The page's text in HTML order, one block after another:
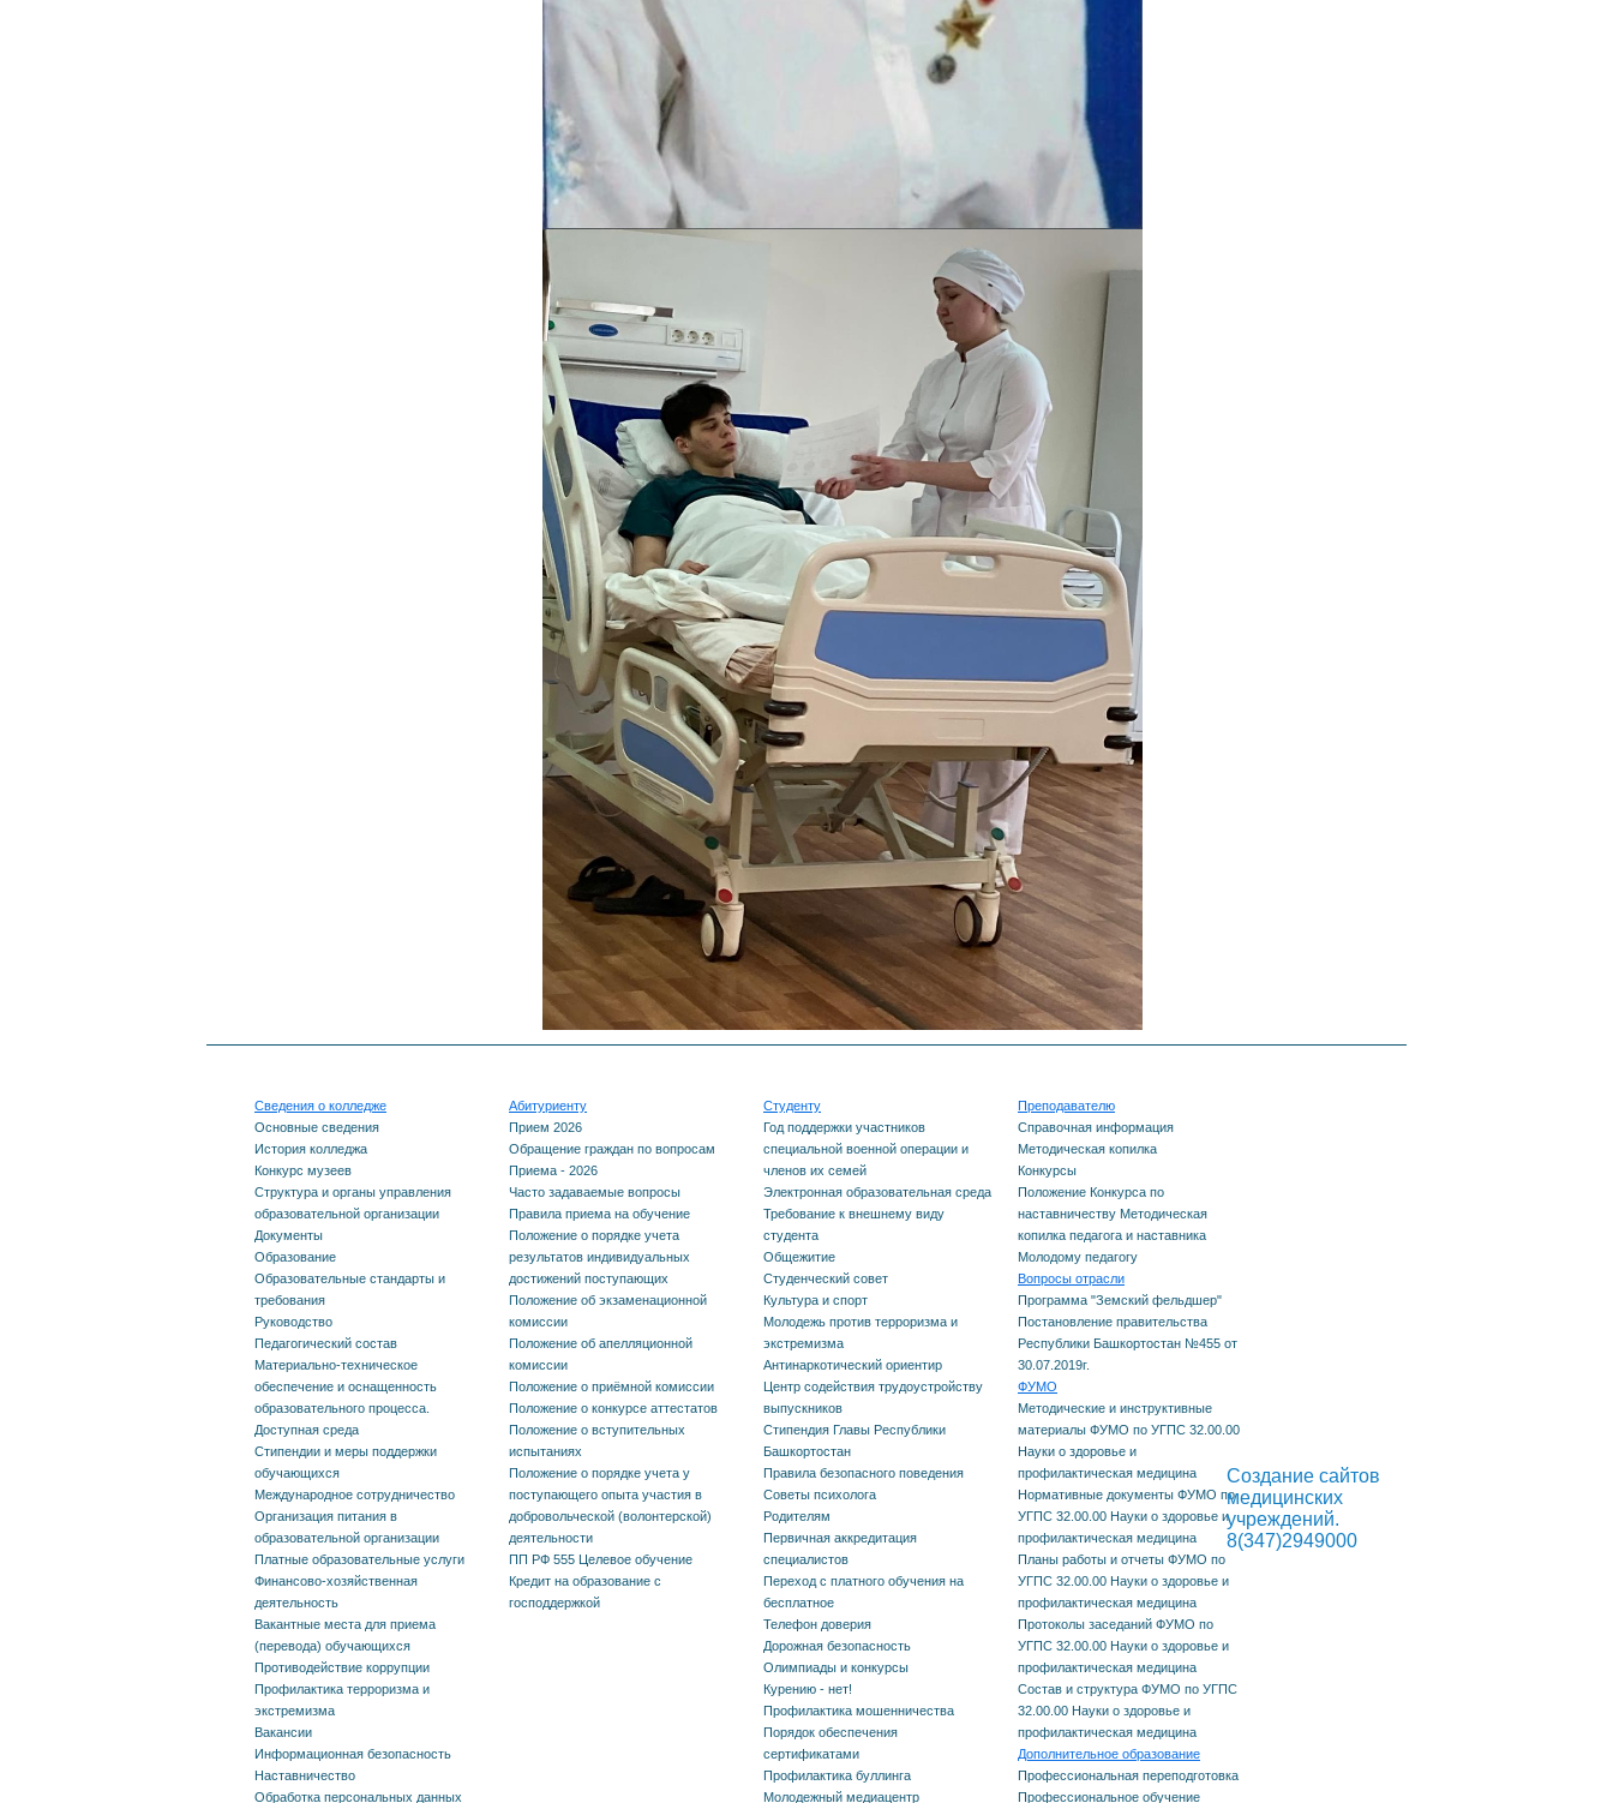
Оказание первой помощи
Общественно -
политическая работа
(волонтерской)
деятельности
обучение
Кредит на образование с
господдержкой
Советы психолога
Родителям
Первичная аккредитация
специалистов
обучения на бесплатное
Телефон доверия
Дорожная безопасность
Олимпиады и конкурсы
Курению - нет!
Профилактика
мошенничества
сертификатами
Профилактика буллинга
Молодежный медиацентр
Протоколы заседания
комиссии по вопросу
предоставления
академического отпуска
профилактическая
медицина
Сведения о колледже
Основные сведения
История колледжа
Конкурс музеев
Структура и органы управления
образовательной организации
Документы
Образование
Образовательные стандарты и
требования
Руководство
Педагогический состав
Материально-техническое
обеспечение и оснащенность
образовательного процесса.
Доступная среда
Стипендии и меры поддержки
обучающихся
Международное сотрудничество
Организация питания в
образовательной организации
Платные образовательные услуги
Финансово-хозяйственная
деятельность
Вакантные места для приема
(перевода) обучающихся
Противодействие коррупции
Профилактика терроризма и
экстремизма
Вакансии
Информационная безопасность
Наставничество
Обработка персональных данных
Абитуриенту
Прием 2026
Обращение граждан по вопросам
Приема - 2026
Часто задаваемые вопросы
Правила приема на обучение
Положение о порядке учета
результатов индивидуальных
достижений поступающих
Положение об экзаменационной
комиссии
Положение об апелляционной
комиссии
Положение о приёмной комиссии
Положение о конкурсе аттестатов
Положение о вступительных
испытаниях
Положение о порядке учета у
поступающего опыта участия в
добровольческой (волонтерской)
деятельности
ПП РФ 555 Целевое обучение
Кредит на образование с
господдержкой
Студенту
Год поддержки участников
специальной военной операции и
членов их семей
Электронная образовательная среда
Требование к внешнему виду
студента
Общежитие
Студенческий совет
Культура и спорт
Молодежь против терроризма и
экстремизма
Антинаркотический ориентир
Центр содействия трудоустройству
выпускников
Стипендия Главы Республики
Башкортостан
Правила безопасного поведения
Советы психолога
Родителям
Первичная аккредитация
специалистов
Переход с платного обучения на
бесплатное
Телефон доверия
Дорожная безопасность
Олимпиады и конкурсы
Курению - нет!
Профилактика мошенничества
Порядок обеспечения
сертификатами
Профилактика буллинга
Молодежный медиацентр
Преподавателю
Справочная информация
Методическая копилка
Конкурсы
Положение Конкурса по
наставничеству Методическая
копилка педагога и наставника
Молодому педагогу
Вопросы отрасли
Программа "Земский фельдшер"
Постановление правительства
Республики Башкортостан №455 от
30.07.2019г.
ФУМО
Методические и инструктивные
материалы ФУМО по УГПС 32.00.00
Науки о здоровье и
профилактическая медицина
Нормативные документы ФУМО по
УГПС 32.00.00 Науки о здоровье и
профилактическая медицина
Планы работы и отчеты ФУМО по
УГПС 32.00.00 Науки о здоровье и
профилактическая медицина
Протоколы заседаний ФУМО по
УГПС 32.00.00 Науки о здоровье и
профилактическая медицина
Состав и структура ФУМО по УГПС
32.00.00 Науки о здоровье и
профилактическая медицина
Дополнительное образование
Профессиональная переподготовка
Профессиональное обучение
Создание сайтов
медицинских
учреждений.
8(347)2949000